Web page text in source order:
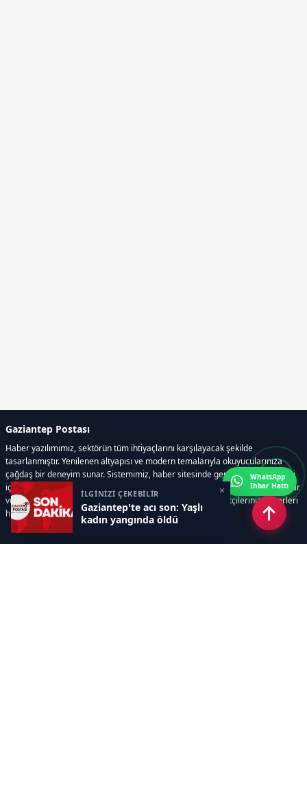
İLGİNİZİ ÇEKEBİLİR
Gaziantep'te acı son: Yaşlı
kadın yangında öldü
×
Gaziantep Postası
Haber yazılımımız, sektörün tüm ihtiyaçlarını karşılayacak şekilde
tasarlanmıştır. Yenilenen altyapısı ve modern temalarıyla okuyucularınıza
çağdaş bir deneyim sunar. Sistemimiz, haber sitesinde gerekli tüm modülleri
içerir. Siz içerik üretmeye odaklanırken, yazılımımız zamandan tasarruf sağlar
ve süreçlerinizi kolaylaştırır. Etkili arayüzü sayesinde ziyaretçileriniz haberleri
hızlı ve keyifle takip edebilir.
WhatsApp
İhbar Hattı